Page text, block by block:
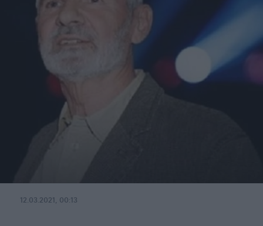
12.03.2021, 00:13